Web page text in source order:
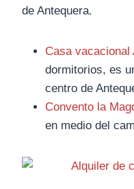
de Antequera.
Casa vacacional
dormitorios, es
centro de
Convento la
en medio del